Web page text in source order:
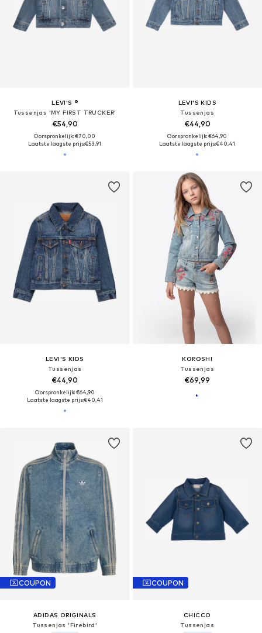
LEVI'S ®
Tussenjas 'MY FIRST TRUCKER'
€54,90
Oorspronkelijk: €70,00
Laatste laagste prijs:€53,91
LEVI'S KIDS
Tussenjas
€44,90
Oorspronkelijk: €64,90
Laatste laagste prijs:€40,41
LEVI'S KIDS
Tussenjas
€44,90
Oorspronkelijk: €64,90
Laatste laagste prijs:€40,41
KOROSHI
Tussenjas
€69,99
COUPON
ADIDAS ORIGINALS
Tussenjas 'Firebird'
COUPON
CHICCO
Tussenjas